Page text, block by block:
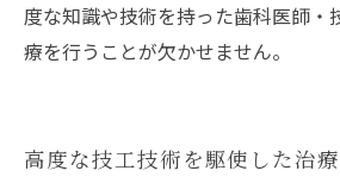
度な知識や技術を持った歯科医師・
療を行うことが欠かせません。
高度な技工技術を駆使した治